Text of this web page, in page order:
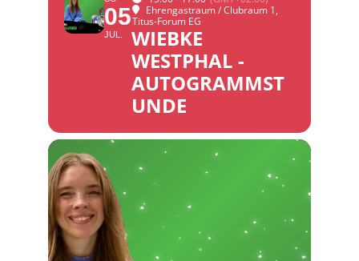
05
JUL.
Ehrengastraum / Clubraum 1,
Titus-Forum EG
WIEBKE
WESTPHAL -
AUTOGRAMMST
UNDE